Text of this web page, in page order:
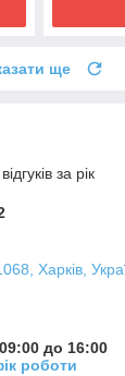
ще
за рік
Харків,
до 16:00
роботи